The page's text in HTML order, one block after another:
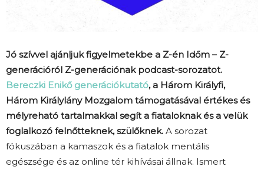
Jó szívvel ajánljuk figyelmetekbe a Z-én Időm – Z-
generációról Z-generációnak podcast-sorozatot.
Bereczki Enikő generációkutató, a Három Királyfi,
Három Királylány Mozgalom támogatásával értékes és
mélyreható tartalmakkal segít a fiataloknak és a velük
foglalkozó felnőtteknek, szülőknek. A sorozat
fókuszában a kamaszok és a fiatalok mentális
egészsége és az online tér kihívásai állnak. Ismert